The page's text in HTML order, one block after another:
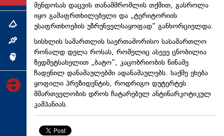
თემა
ინტერვიუ
მენდოსას დაცვის თანამშრომლის თქმით, გასროლა
იყო გამაფრთხილებელი და „ტერიტორიის
უსაფრთხოების უზრუნველსაყოფად“ განხორციელდა.
სისხლის სამართლის საერთაშორისო სასამართლო
რონალდ დელა როსას, რომელიც ასევე ცნობილია
ზედმეტსახელით „ბატო“, კაცობრიობის წინაშე
ჩადენილ დანაშაულებში ადანაშაულებს. საქმე ეხება
ყოფილი პრეზიდენტის, როდრიგო დუტერტეს
მმართველობის დროს ჩატარებულ ანტინარკოტიკულ
კამპანიას.